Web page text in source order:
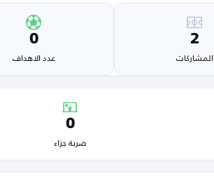
2
المشاركات
0
عدد الاهداف
0
ضربة جزاء